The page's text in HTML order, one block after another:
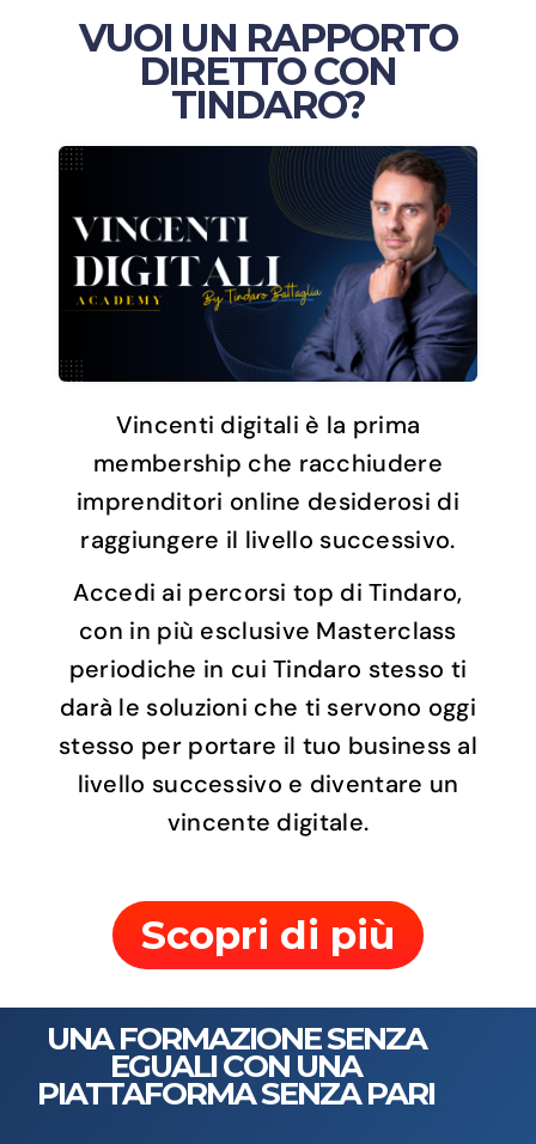
VUOI UN RAPPORTO
DIRETTO CON
TINDARO?
Vincenti digitali è la prima
membership che racchiudere
imprenditori online desiderosi di
raggiungere il livello successivo.
Accedi ai percorsi top di Tindaro,
con in più esclusive Masterclass
periodiche in cui Tindaro stesso ti
darà le soluzioni che ti servono oggi
stesso per portare il tuo business al
livello successivo e diventare un
vincente digitale.
Scopri di più
UNA FORMAZIONE SENZA
EGUALI CON UNA
PIATTAFORMA SENZA PARI